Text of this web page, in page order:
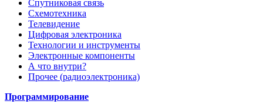
Спутниковая связь
Схемотехника
Телевидение
Цифровая электроника
Технологии и инструменты
Электронные компоненты
А что внутри?
Прочее (радиоэлектроника)
Программирование